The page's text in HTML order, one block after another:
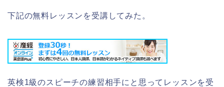
下記の無料レッスンを受講してみた。
英検1級のスピーチの練習相手にと思ってレッスンを受